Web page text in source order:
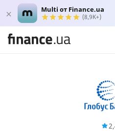
Multi от Finance.ua
(8,9K+)